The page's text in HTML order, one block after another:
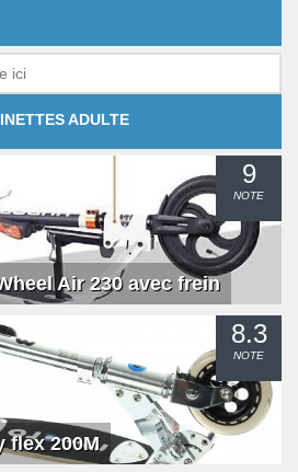
ADULTE
9
NOTE
Air 230 avec frein
8.3
NOTE
flex 200M